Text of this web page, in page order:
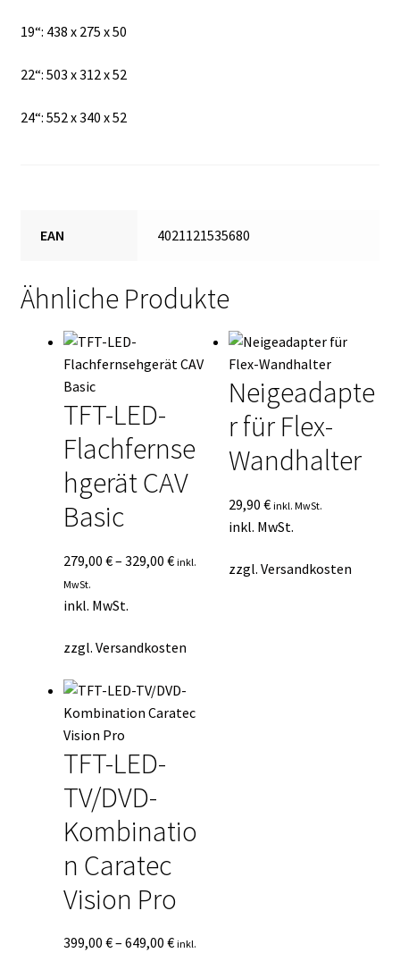
19“: 438 x 275 x 50
22“: 503 x 312 x 52
24“: 552 x 340 x 52
EAN 4021121535680
Ähnliche Produkte
TFT-LED-
Flachfernse
hgerät CAV
Basic
279,00 €– 329,00 € inkl.
MwSt.
inkl. MwSt.
zzgl. Versandkosten
Neigeadapte
r für Flex-
Wandhalter
29,90€ inkl. MwSt.
inkl. MwSt.
zzgl.Versandkosten
TFT-LED-
TV/DVD-
Kombinatio
n Caratec
Vision Pro
399,00 €– 649,00 € inkl.